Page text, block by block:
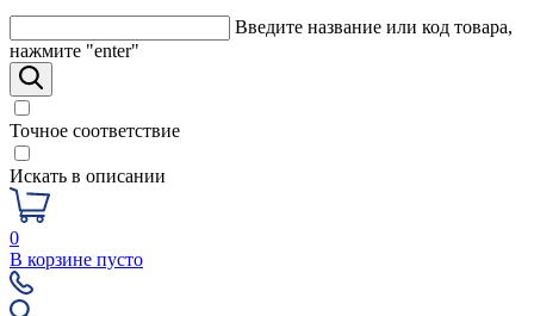
Введите название или код товара,
нажмите "enter"
Точное соответствие
Искать в описании
0
В корзине пусто